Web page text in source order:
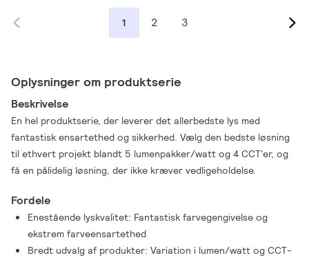
1 2 3
Oplysninger om produktserie
Beskrivelse
En hel produktserie, der leverer det allerbedste lys med
fantastisk ensartethed og sikkerhed. Vælg den bedste løsning
til ethvert projekt blandt 5 lumenpakker/watt og 4 CCT'er, og
få en pålidelig løsning, der ikke kræver vedligeholdelse.
Fordele
Enestående lyskvalitet: Fantastisk farvegengivelse og
ekstrem farveensartethed
Bredt udvalg af produkter: Variation i lumen/watt og CCT-